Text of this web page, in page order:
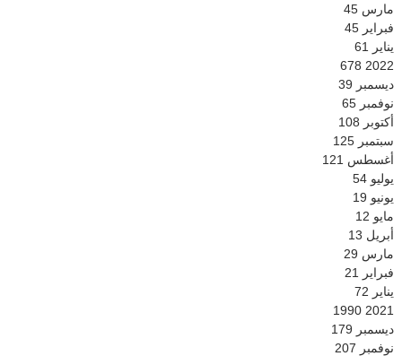
مارس 45
فبراير 45
يناير
61
2022
678
ديسمبر 39
نوفمبر 65
أكتوبر 108
سبتمبر 125
أغسطس 121
يوليو 54
يونيو 19
مايو 12
أبريل 13
مارس 29
فبراير
21
يناير 72
2021
1990
ديسمبر 179
نوفمبر 207